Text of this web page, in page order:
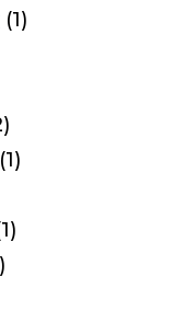
(1)
(1)